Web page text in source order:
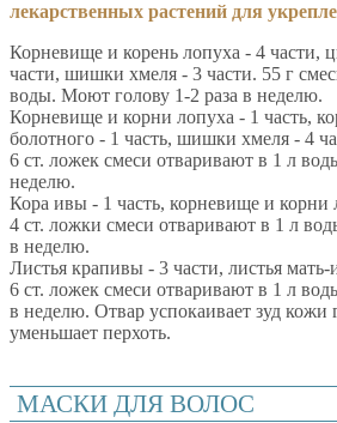
лекарственных растений для
Корневище и корень лопуха - 4 части,
части, шишки хмеля - 3 части. 55 г
воды. Моют голову 1-2 раза в неделю.
Корневище и корни лопуха - 1 часть,
болотного - 1 часть, шишки хмеля - 4
6 ст. ложек смеси отваривают в 1 л
неделю.
Кора ивы - 1 часть, корневище и корни
4 ст. ложки смеси отваривают в 1 л
в неделю.
Листья крапивы - 3 части, листья мать-
6 ст. ложек смеси отваривают в 1 л
в неделю. Отвар успокаивает зуд кожи
уменьшает перхоть.
МАСКИ ДЛЯ ВОЛОС